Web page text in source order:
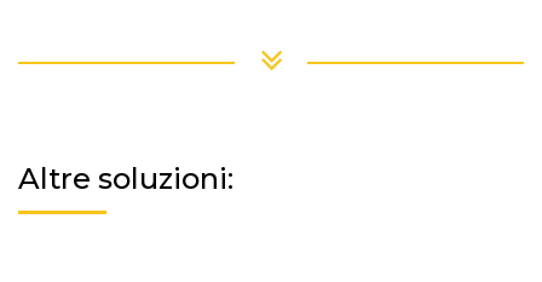
Altre soluzioni: